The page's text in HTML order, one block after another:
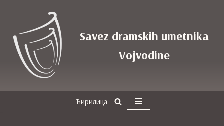
na
sadržaj
Savez dramskih umetnika
Vojvodine
Ћирилица